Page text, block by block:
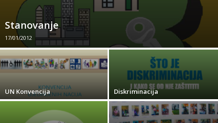
Stanovanje
17/01/2012
UN Konvencija Diskriminacija